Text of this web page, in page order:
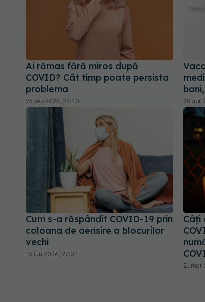
Ai rămas fără miros după
COVID? Cât timp poate persista
problema
25 sep 2025, 22:40 25 apr
Cum s-a răspândit COVID-19 prin
coloana de aerisire a blocurilor
vechi
18 iun 2026, 22:04
Câți
21 mar